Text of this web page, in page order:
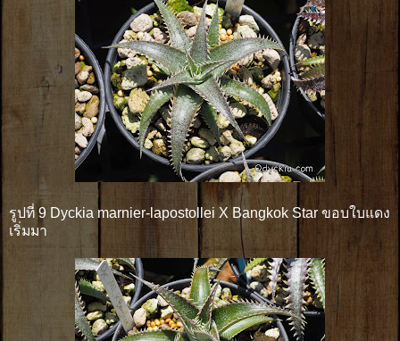
รูปที่ 9 Dyckia marnier-lapostollei X Bangkok Star ขอบใบแดง
เริ่มมา